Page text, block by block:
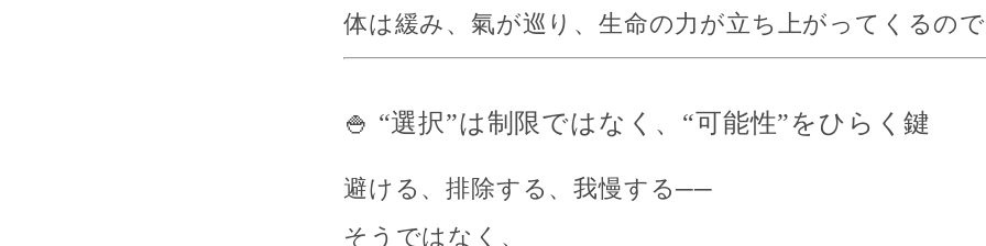
体は緩み、氣が巡り、生命の力が立ち上がってくるの
🍚 “選択”は制限ではなく、“可能性”をひらく鍵
避ける、排除する、我慢する──
そうではなく、